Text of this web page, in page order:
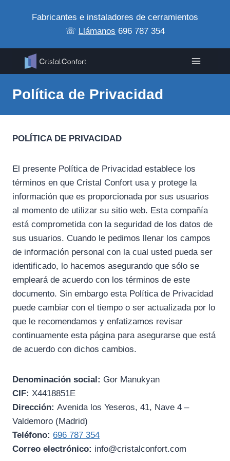
Fabricantes e instaladores de cerramientos
☏ Llámanos 696 787 354
Política de Privacidad
POLÍTICA DE PRIVACIDAD
El presente Política de Privacidad establece los
términos en que Cristal Confort usa y protege la
información que es proporcionada por sus usuarios
al momento de utilizar su sitio web. Esta compañía
está comprometida con la seguridad de los datos de
sus usuarios. Cuando le pedimos llenar los campos
de información personal con la cual usted pueda ser
identificado, lo hacemos asegurando que sólo se
empleará de acuerdo con los términos de este
documento. Sin embargo esta Política de Privacidad
puede cambiar con el tiempo o ser actualizada por lo
que le recomendamos y enfatizamos revisar
continuamente esta página para asegurarse que está
de acuerdo con dichos cambios.
Denominación social: Gor Manukyan
CIF: X4418851E
Dirección: Avenida los Yeseros, 41, Nave 4 –
Valdemoro (Madrid)
Teléfono: 696 787 354
Correo electrónico: info@cristalconfort.com